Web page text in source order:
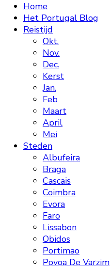
Home
Het Portugal Blog
Reistijd
Okt.
Nov.
Dec.
Kerst
Jan.
Feb
Maart
April
Mei
Steden
Albufeira
Braga
Cascais
Coimbra
Evora
Faro
Lissabon
Obidos
Portimao
Povoa De Varzim